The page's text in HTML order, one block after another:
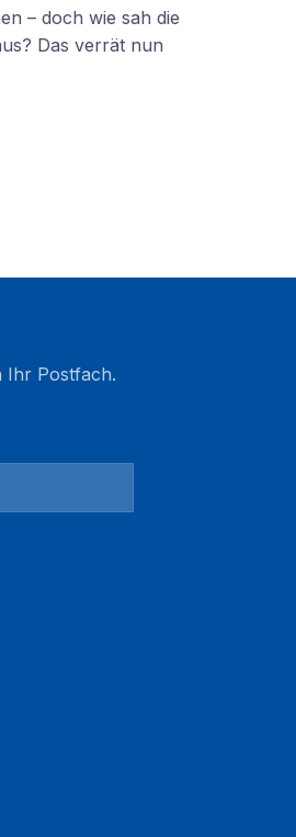
– doch wie sah die
Das verrät nun
Ihr Postfach.